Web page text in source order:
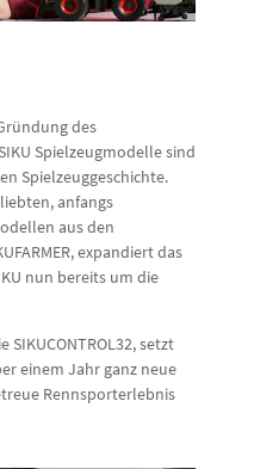
des
Spielzeugmodelle sind
Spielzeuggeschichte.
anfangs
aus den
expandiert das
nun bereits um die
SIKUCONTROL32, setzt
einem Jahr ganz neue
Rennsporterlebnis